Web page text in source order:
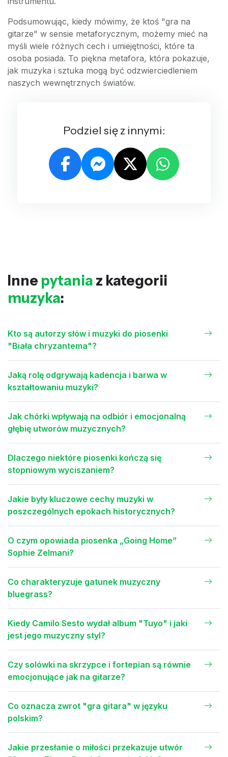
Podsumowując, kiedy mówimy, że ktoś "gra na
gitarze" w sensie metaforycznym, możemy mieć na
myśli wiele różnych cech i umiejętności, które ta
osoba posiada. To piękna metafora, która pokazuje,
jak muzyka i sztuka mogą być odzwierciedleniem
naszych wewnętrznych światów.
Podziel się z innymi:
Inne pytania z kategorii
muzyka:
Kto są autorzy słów i muzyki do piosenki
"Biała chryzantema"?
Jaką rolę odgrywają kadencja i barwa w
kształtowaniu muzyki?
Jak chórki wpływają na odbiór i emocjonalną
głębię utworów muzycznych?
Dlaczego niektóre piosenki kończą się
stopniowym wyciszaniem?
Jakie były kluczowe cechy muzyki w
poszczególnych epokach historycznych?
O czym opowiada piosenka „Going Home”
Sophie Zelmani?
Co charakteryzuje gatunek muzyczny
bluegrass?
Kiedy Camilo Sesto wydał album "Tuyo" i jaki
jest jego muzyczny styl?
Czy solówki na skrzypce i fortepian są równie
emocjonujące jak na gitarze?
Co oznacza zwrot "gra gitara" w języku
polskim?
Jakie przesłanie o miłości przekazuje utwór